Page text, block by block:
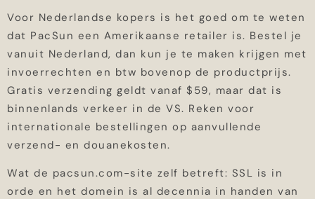
Voor Nederlandse kopers is het goed om te weten
dat PacSun een Amerikaanse retailer is. Bestel je
vanuit Nederland, dan kun je te maken krijgen met
invoerrechten en btw bovenop de productprijs.
Gratis verzending geldt vanaf $59, maar dat is
binnenlands verkeer in de VS. Reken voor
internationale bestellingen op aanvullende
verzend- en douanekosten.
Wat de pacsun.com-site zelf betreft: SSL is in
orde en het domein is al decennia in handen van